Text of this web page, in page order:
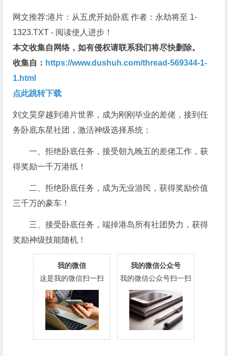
网文推荐:港片：从五虎开始卧底 作者：永劫将至 1-
1323.TXT - 阅读使人进步！
本文收集自网络，如有侵权请联系我们将尽快删除。
收集自： https://www.dushuh.com/thread-569344-1-
1.html
点此跳转下载
刘文昊穿越到港片世界，成为刚刚毕业的差佬，接到任
务卧底东星社团，激活神级选择系统：
一、拒绝卧底任务，接受朝九晚五的差佬工作，获
得奖励一千万港纸！
二、拒绝卧底任务，成为无业游民，获得奖励价值
三千万的豪车！
三、接受卧底任务，端掉港岛所有社团势力，获得
奖励神级技能随机！
我的微信
这是我的微信扫一扫
我的微信公众号
我的微信公众号扫一扫